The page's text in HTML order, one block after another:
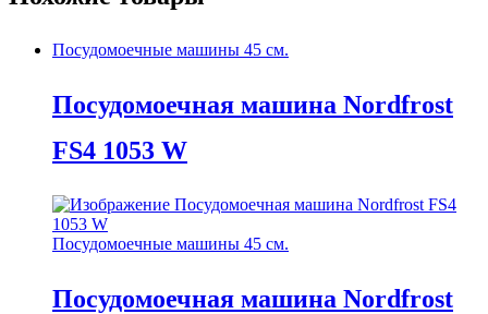
Посудомоечные машины 45 см.
Посудомоечная машина Nordfrost
FS4 1053 W
Посудомоечные машины 45 см.
Посудомоечная машина Nordfrost